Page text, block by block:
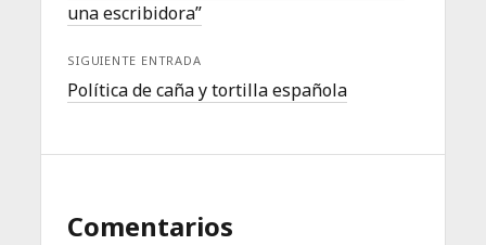
una escribidora”
SIGUIENTE ENTRADA
Política de caña y tortilla española
Comentarios